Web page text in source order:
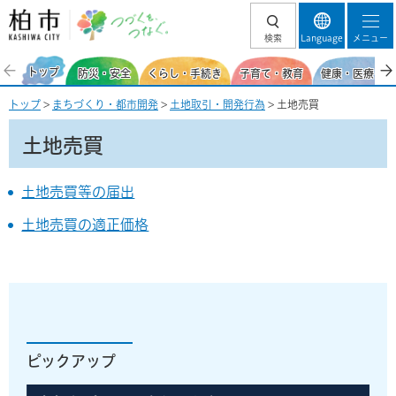
柏市 つづくを、
検索 Language メニュー
トップ 防災・安全 くらし・手続き 子育て・教育 健康・医療・
トップ > まちづくり・都市開発 > 土地取引・開発行為 > 土地売買
土地売買
土地売買等の届出
土地売買の適正価格
ピックアップ